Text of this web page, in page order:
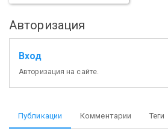
Авторизация
Вход
Авторизация на сайте.
Публикации Комментарии Теги